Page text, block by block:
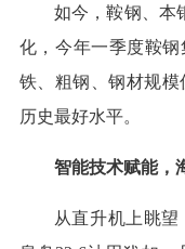
如今，鞍钢、本
化，今年一季度鞍
铁、粗钢、钢材规
历史最好水平。
智能技术赋能，
从直升机上眺